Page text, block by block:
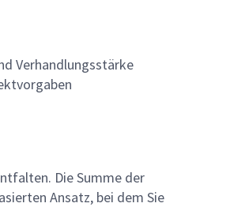
Verhandlungsstärke
Die Summe der
Ansatz, bei dem Sie